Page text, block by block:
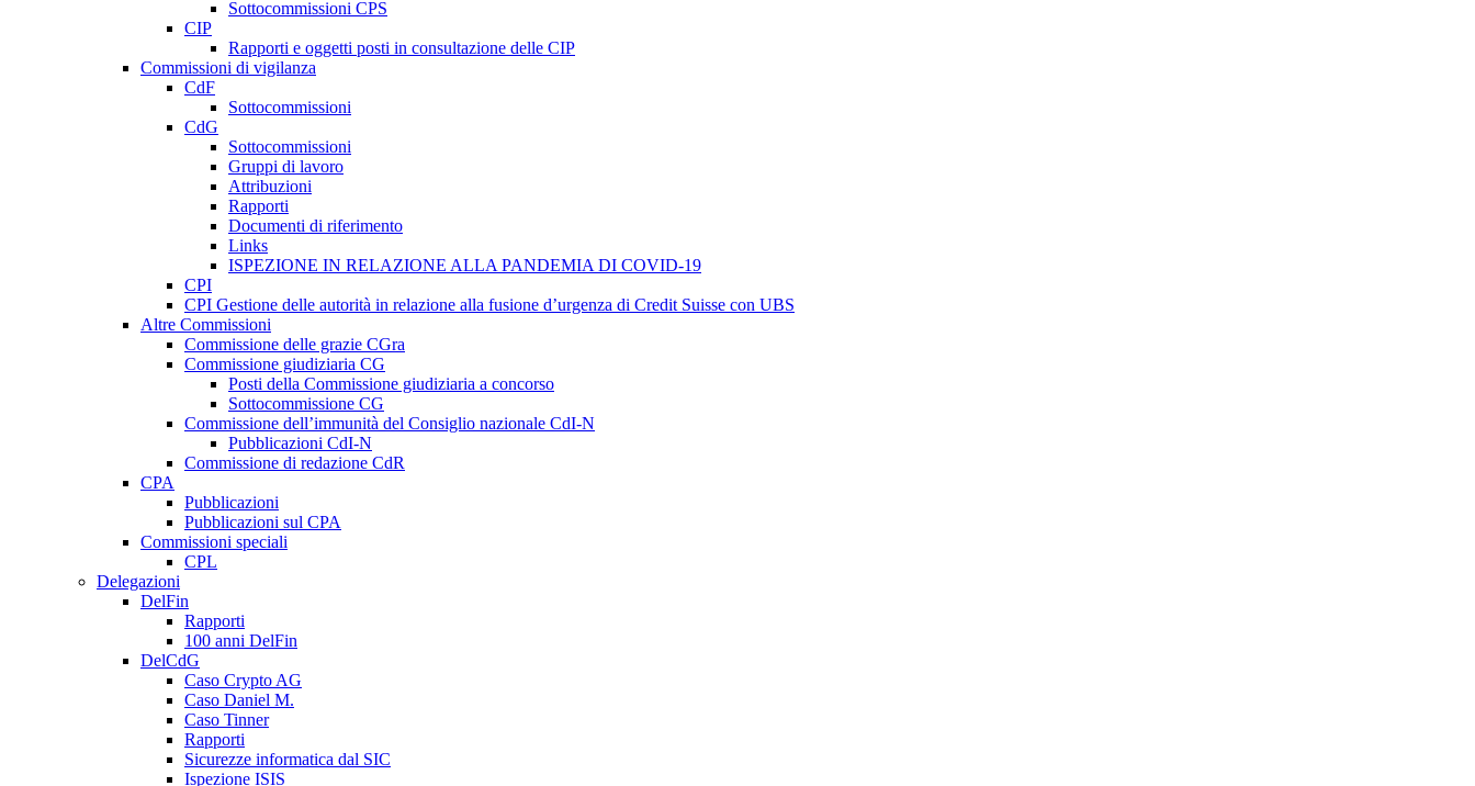
Sottocommissioni CPS
CIP
Rapporti e oggetti posti in consultazione delle CIP
Commissioni di vigilanza
CdF
Sottocommissioni
CdG
Sottocommissioni
Gruppi di lavoro
Attribuzioni
Rapporti
Documenti di riferimento
Links
ISPEZIONE IN RELAZIONE ALLA PANDEMIA DI COVID-19
CPI
CPI Gestione delle autorità in relazione alla fusione d’urgenza di Credit Suisse con UBS
Altre Commissioni
Commissione delle grazie CGra
Commissione giudiziaria CG
Posti della Commissione giudiziaria a concorso
Sottocommissione CG
Commissione dell’immunità del Consiglio nazionale CdI-N
Pubblicazioni CdI-N
Commissione di redazione CdR
CPA
Pubblicazioni
Pubblicazioni sul CPA
Commissioni speciali
CPL
Delegazioni
DelFin
Rapporti
100 anni DelFin
DelCdG
Caso Crypto AG
Caso Daniel M.
Caso Tinner
Rapporti
Sicurezze informatica dal SIC
Ispezione ISIS